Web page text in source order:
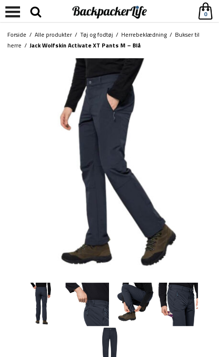
0
Forside / Alle produkter/ Tøj og fodtøj / Herrebeklædning / Bukser til
herre / Jack Wolfskin Activate XT Pants M – Blå